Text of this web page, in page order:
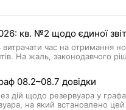
кв. №2 щодо єдиної
витрачати час на отримання
На жаль, законодавчого
08.2–08.7 довідки
дій щодо резервуара у
на який встановлено цей